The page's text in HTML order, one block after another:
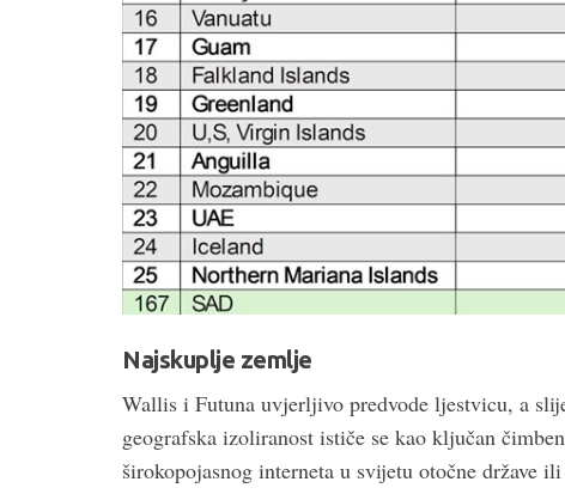
Najskuplje zemlje
Wallis i Futuna uvjerljivo predvode ljestvicu, a
geografska izoliranost ističe se kao ključan
širokopojasnog interneta u svijetu otočne države